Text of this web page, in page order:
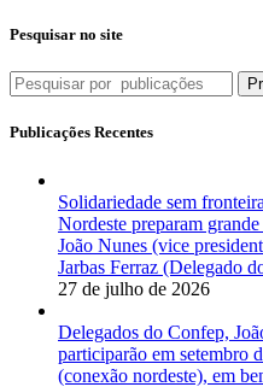
Pesquisar no site
Publicações Recentes
Solidariedade sem
Nordeste preparam
João Nunes (vice
Jarbas Ferraz (Delegado
27 de julho de 2026
Delegados do Confep,
participarão em setembro
(conexão nordeste), em